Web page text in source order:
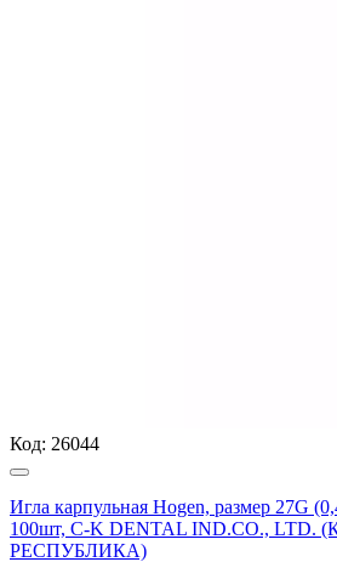
Код: 26044
Игла карпульная Hogen, размер 27G
100шт, C-K DENTAL IND.CO., LTD.
РЕСПУБЛИКА)